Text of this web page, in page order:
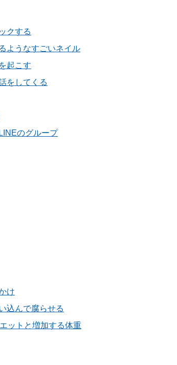
クする
ようなすごいネイル
起こす
をしてくる
のグループ
け
込んで腐らせる
ットと増加する体重